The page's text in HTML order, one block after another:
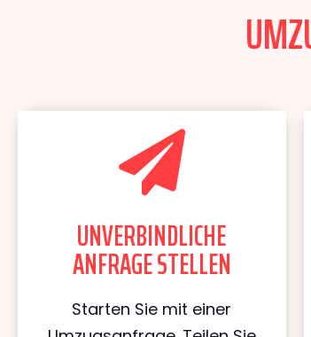
UNVERBINDLICHE
ANFRAGE STELLEN
Starten Sie mit einer